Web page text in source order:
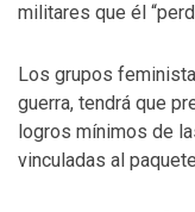
militares que él
Los grupos
guerra, tendrá que
logros mínimos de
vinculadas al